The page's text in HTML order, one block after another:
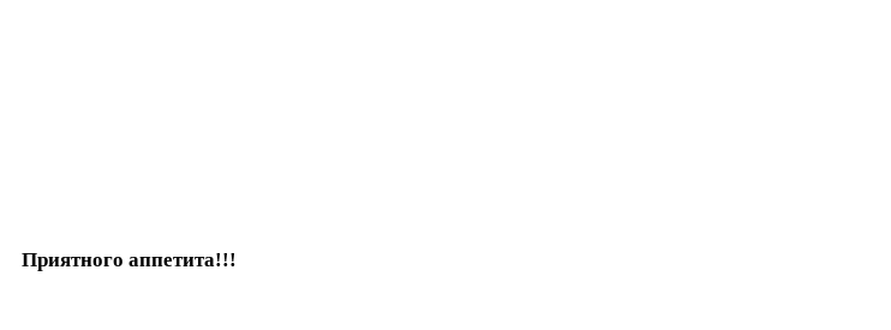
Приятного аппетита!!!